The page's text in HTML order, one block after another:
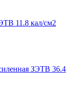
11.8 кал/см2
ЗЭТВ 36.4